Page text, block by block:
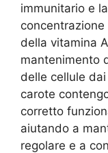
immunitario e
della vitamina
mantenimento
delle cellule
carote
corretto
aiutando a
regolare e a